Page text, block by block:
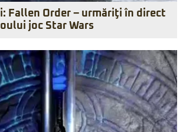
Fallen Order – urmăriţi în direct
joc Star Wars